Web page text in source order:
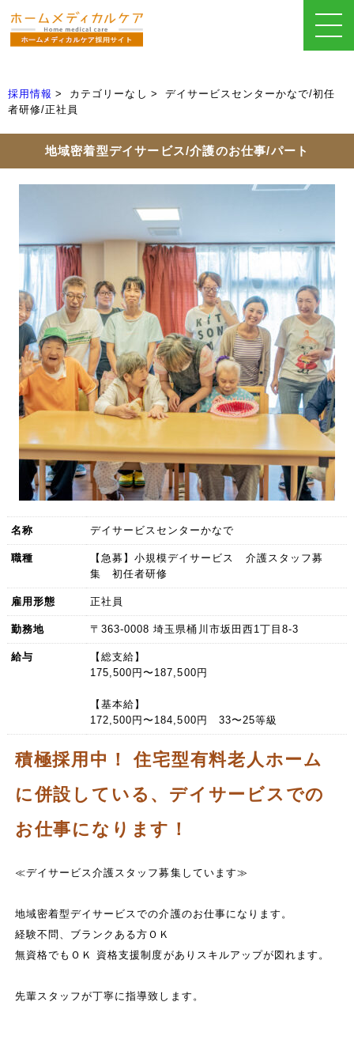
採用情報 カテゴリーなし
デイサービスセンターかなで/初任
者研修/正社員
地域密着型デイサービス/介護のお仕事/パート
名称 デイサービスセンターかなで
職種
【急募】小規模デイサービス 介護スタッフ募
集 初任者研修
雇用形態 正社員
勤務地 〒363-0008 埼玉県桶川市坂田西1丁目8-3
給与
【総支給】
175,500円〜187,500円
【基本給】
172,500円〜184,500円 33〜25等級
積極採用中！ 住宅型有料老人ホーム
に併設している、デイサービスでの
お仕事になります！
≪デイサービス介護スタッフ募集しています≫
地域密着型デイサービスでの介護のお仕事になります。
経験不問、ブランクある方ＯＫ
無資格でもＯＫ 資格支援制度がありスキルアップが図れます。
先輩スタッフが丁寧に指導致します。